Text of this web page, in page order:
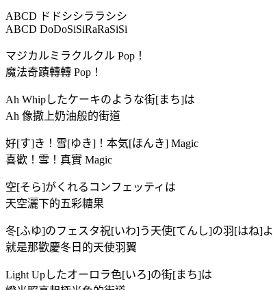
ABCD ドドシシララシシ
ABCD DoDoSiSiRaRaSiSi
マジカルミラクルクル Pop！
魔法奇蹟轉轉 Pop！
Ah Whipしたケーキのような街[まち]は
Ah 像撒上奶油般的街道
好[す]き！雪[ゆき]！本気[ほんき] Magic
喜歡！雪！真實 Magic
空[そら]がくれるコンフェッティは
天空灑下的五彩糖果
冬[ふゆ]のフェスタ祝[いわ]う天使[てんし]の羽[はね]よ
就是那歡慶冬日的天使羽翼
Light Upしたオーロラ色[いろ]の街[まち]は